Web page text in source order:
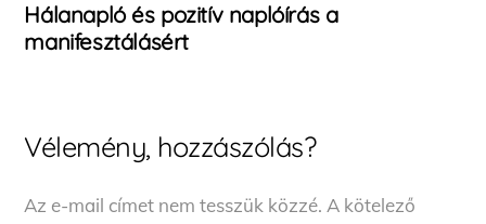
Hálanapló és pozitív naplóírás a
manifesztálásért
Vélemény, hozzászólás?
Az e-mail címet nem tesszük közzé. A kötelező